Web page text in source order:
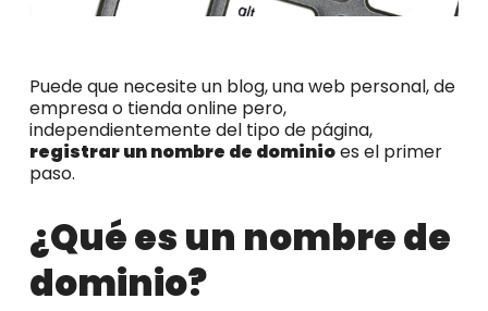
Puede que necesite un blog, una web personal, de
empresa o tienda online pero,
independientemente del tipo de página,
registrar un nombre de dominioes el primer
paso.
¿Qué es un nombre de
dominio?